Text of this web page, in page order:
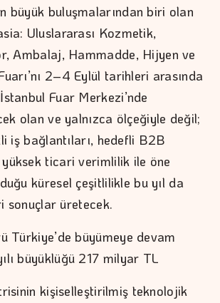
büyük buluşmalarından biri olan
Uluslararası Kozmetik,
Ambalaj, Hammadde, Hijyen ve
2–4 Eylül tarihleri arasında
Fuar Merkezi’nde
olan ve yalnızca ölçeğiyle değil;
iş bağlantıları, hedefli B2B
ticari verimlilik ile öne
küresel çeşitlilikle bu yıl da
sonuçlar üretecek.
Türkiye’de büyümeye devam
büyüklüğü 217 milyar TL
kişiselleştirilmiş teknolojik